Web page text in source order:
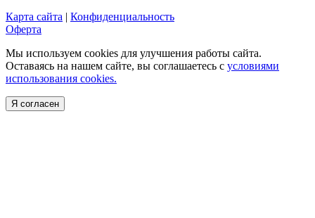
Карта сайта | Конфиденциальность
Оферта
Мы используем cookies для улучшения работы сайта.
Оставаясь на нашем сайте, вы соглашаетесь с условиями
использования cookies.
Я согласен